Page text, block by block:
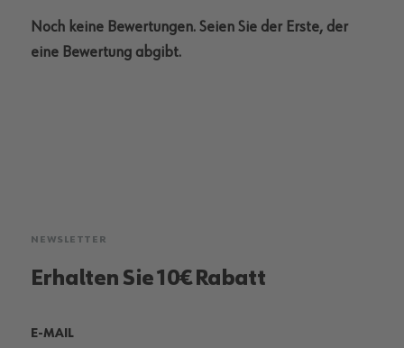
Noch keine Bewertungen. Seien Sie der Erste, der
eine Bewertung abgibt.
NEWSLETTER
Erhalten Sie 10€ Rabatt
E-MAIL